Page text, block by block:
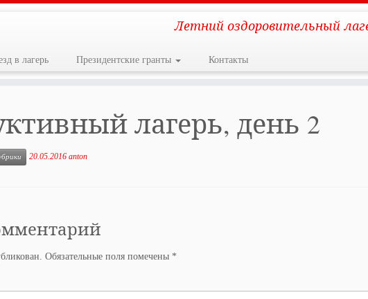
Летний оздоровительный
в лагерь Президентские гранты Контакты
лагерь, день 2
20.05.2016 anton
Обязательные поля помечены *